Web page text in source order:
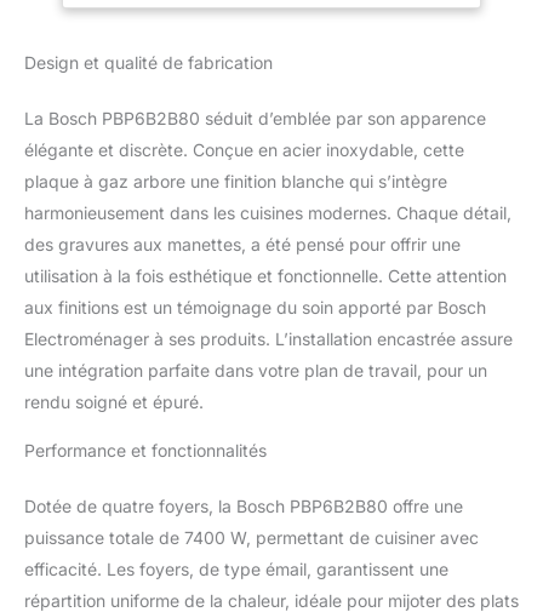
à 3000 W Allumage
dispose d'un sytéme
avec des boutons
érgonomique, ce qui
vous offre une totale
liberté et une prise en
main simplifiée. Sécurité
gaz par thermocouple:
:En cas d'extinction
de cuisson, vous avez la
possibilité d'utiliser vos
plaques de cuisson au
l'abrasion, n'absorbe pas
les bactéries, elle rend
et offre une hygiène
parfaite Avec Bosch,
bénéficiez de la
Design et qualité de fabrication
La Bosch PBP6B2B80 séduit d’emblée par son apparence
élégante et discrète. Conçue en acier inoxydable, cette
plaque à gaz arbore une finition blanche qui s’intègre
harmonieusement dans les cuisines modernes. Chaque détail,
des gravures aux manettes, a été pensé pour offrir une
utilisation à la fois esthétique et fonctionnelle. Cette attention
aux finitions est un témoignage du soin apporté par Bosch
Electroménager à ses produits. L’installation encastrée assure
une intégration parfaite dans votre plan de travail, pour un
rendu soigné et épuré.
Performance et fonctionnalités
Dotée de quatre foyers, la Bosch PBP6B2B80 offre une
puissance totale de 7400 W, permettant de cuisiner avec
efficacité. Les foyers, de type émail, garantissent une
répartition uniforme de la chaleur, idéale pour mijoter des plats